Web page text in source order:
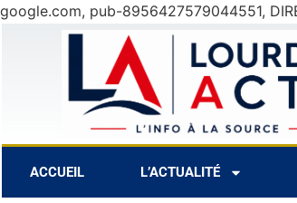
google.com, pub-8956427579044551,
7 Août 27°C
ACCUEIL L’ACTUALITÉ